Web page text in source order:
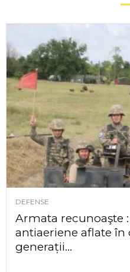
DEFENSE
Armata recunoaşte
antiaeriene aflate
generații...